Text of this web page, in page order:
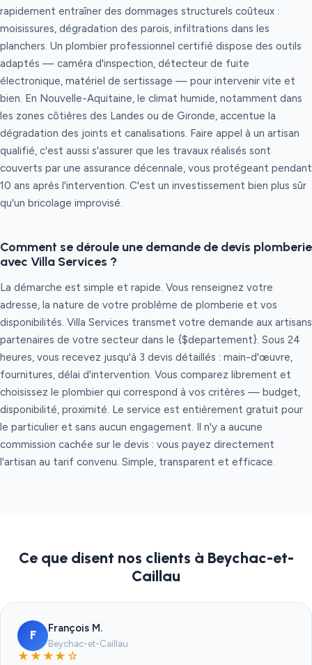
rapidement entraîner des dommages structurels coûteux :
moisissures, dégradation des parois, infiltrations dans les
planchers. Un plombier professionnel certifié dispose des outils
adaptés — caméra d'inspection, détecteur de fuite
électronique, matériel de sertissage — pour intervenir vite et
bien. En Nouvelle-Aquitaine, le climat humide, notamment dans
les zones côtières des Landes ou de Gironde, accentue la
dégradation des joints et canalisations. Faire appel à un artisan
qualifié, c'est aussi s'assurer que les travaux réalisés sont
couverts par une assurance décennale, vous protégeant pendant
10 ans après l'intervention. C'est un investissement bien plus sûr
qu'un bricolage improvisé.
Comment se déroule une demande de devis plomberie
avec Villa Services ?
La démarche est simple et rapide. Vous renseignez votre
adresse, la nature de votre problème de plomberie et vos
disponibilités. Villa Services transmet votre demande aux artisans
partenaires de votre secteur dans le {$departement}. Sous 24
heures, vous recevez jusqu'à 3 devis détaillés : main-d'œuvre,
fournitures, délai d'intervention. Vous comparez librement et
choisissez le plombier qui correspond à vos critères — budget,
disponibilité, proximité. Le service est entièrement gratuit pour
le particulier et sans aucun engagement. Il n'y a aucune
commission cachée sur le devis : vous payez directement
l'artisan au tarif convenu. Simple, transparent et efficace.
Ce que disent nos clients à Beychac-et-
Caillau
F François M.
Beychac-et-Caillau
★★★★☆